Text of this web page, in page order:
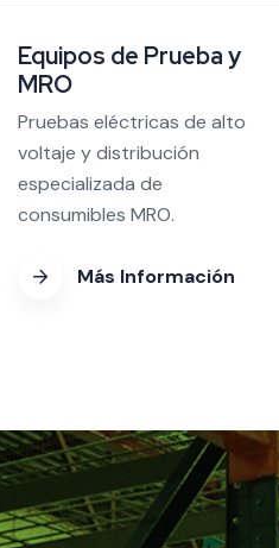
Equipos de Prueba y
MRO
Pruebas eléctricas de alto
voltaje y distribución
especializada de
consumibles MRO.
Más Información